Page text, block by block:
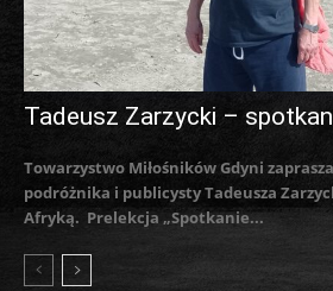
Tadeusz Zarzycki –
Towarzystwo Miłośników Gdyni
podróżnika i publicysty Tadeusza
Afryką. Prelekcja „Spotkanie...